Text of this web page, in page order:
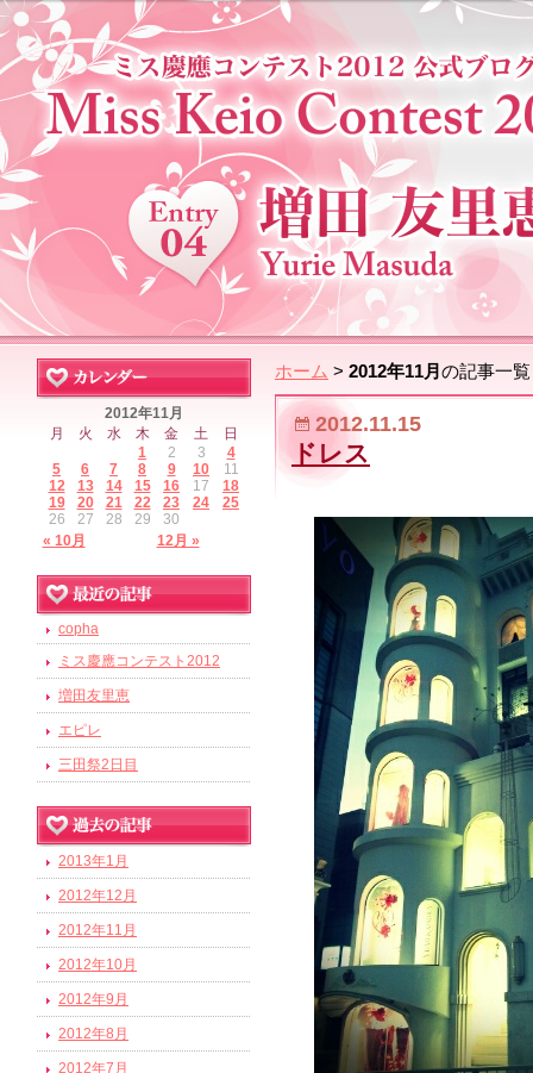
ホーム > 2012年11月 の記事一覧
2012.11.15
ドレス
2012年11月
月
火 水 木 金 土 日
« 10月 12月 »
1 2 3
4
5
6 7 8 9 10
11
12
13 14 15 16 17
18
19
20 21 22 23 24
25
26
27 28 29 30
copha
ミス慶應コンテスト2012
増田友里恵
エピレ
三田祭2日目
2013年1月
2012年12月
2012年11月
2012年10月
2012年9月
2012年8月
2012年7月